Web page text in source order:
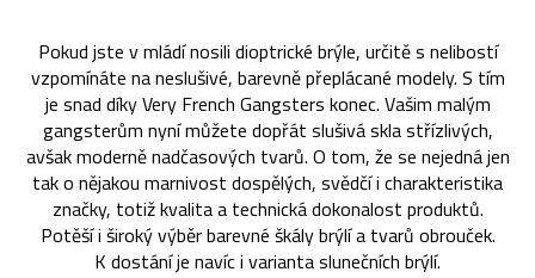
Pokud jste v mládí nosili dioptrické brýle, určitě s nelibostí
vzpomínáte na neslušivé, barevně přeplácané modely. S tím
je snad díky Very French Gangsters konec. Vašim malým
gangsterům nyní můžete dopřát slušivá skla střízlivých,
avšak moderně nadčasových tvarů. O tom, že se nejedná jen
tak o nějakou marnivost dospělých, svědčí i charakteristika
značky, totiž kvalita a technická dokonalost produktů.
Potěší i široký výběr barevné škály brýlí a tvarů obrouček.
K dostání je navíc i varianta slunečních brýlí.